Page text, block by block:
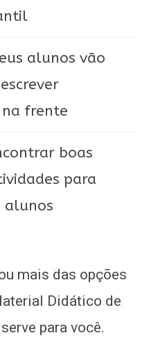
alunos vão
frente
boas
para
alunos
mais das opções
Didático de
para você.